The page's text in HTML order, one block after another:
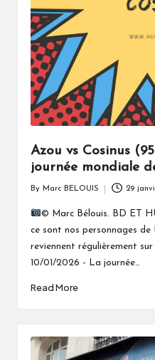
Azou vs Cosinus
journée mondiale
by
By Marc BELOUIS 29
© Marc Bélouis. BD ET
ce sont nos personnages
reviennent régulièrement
10/01/2026 - La journée…
Read More